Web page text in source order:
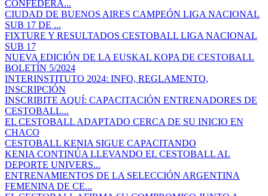
CONFEDERA...
CIUDAD DE BUENOS AIRES CAMPEÓN LIGA NACIONAL
SUB 17 DE ...
FIXTURE Y RESULTADOS CESTOBALL LIGA NACIONAL
SUB 17
NUEVA EDICIÓN DE LA EUSKAL KOPA DE CESTOBALL
BOLETÍN 5/2024
INTERINSTITUTO 2024: INFO, REGLAMENTO,
INSCRIPCIÓN
INSCRIBITE AQUÍ: CAPACITACIÓN ENTRENADORES DE
CESTOBALL...
EL CESTOBALL ADAPTADO CERCA DE SU INICIO EN
CHACO
CESTOBALL KENIA SIGUE CAPACITANDO
KENIA CONTINÚA LLEVANDO EL CESTOBALL AL
DEPORTE UNIVERS...
ENTRENAMIENTOS DE LA SELECCIÓN ARGENTINA
FEMENINA DE CE...